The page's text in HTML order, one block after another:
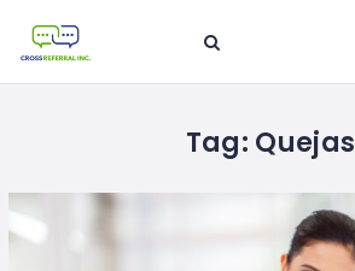
Tag: Quejas